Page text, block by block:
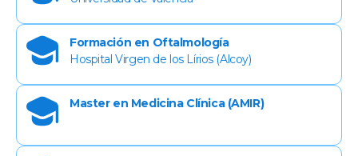
Formación en Oftalmología
Hospital Virgen de los Lírios (Alcoy)
Master en Medicina Clínica (AMIR)